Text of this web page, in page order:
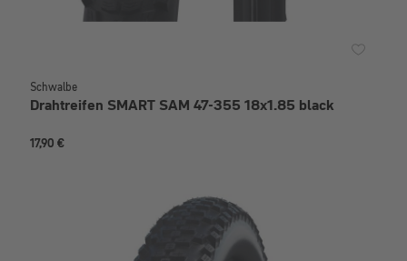
Schwalbe
Drahtreifen SMART SAM 47-355 18x1.85 black
17,90 €